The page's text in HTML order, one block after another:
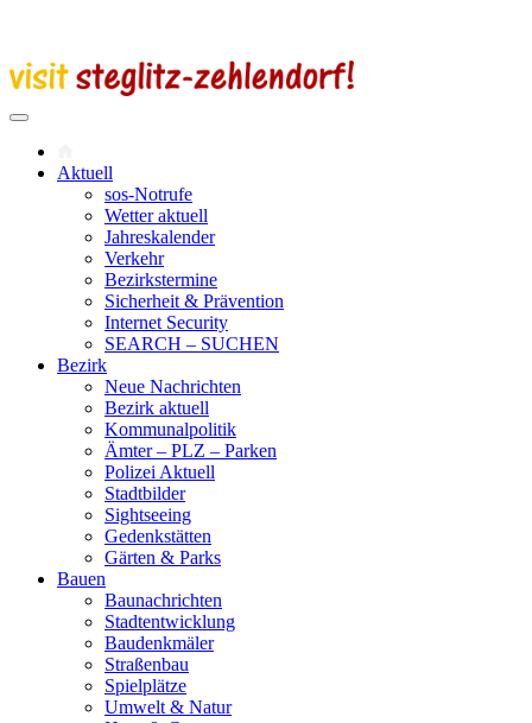
Aktuell
sos-Notrufe
Wetter aktuell
Jahreskalender
Verkehr
Bezirkstermine
Sicherheit & Prävention
Internet Security
SEARCH – SUCHEN
Bezirk
Neue Nachrichten
Bezirk aktuell
Kommunalpolitik
Ämter – PLZ – Parken
Polizei Aktuell
Stadtbilder
Sightseeing
Gedenkstätten
Gärten & Parks
Bauen
Baunachrichten
Stadtentwicklung
Baudenkmäler
Straßenbau
Spielplätze
Umwelt & Natur